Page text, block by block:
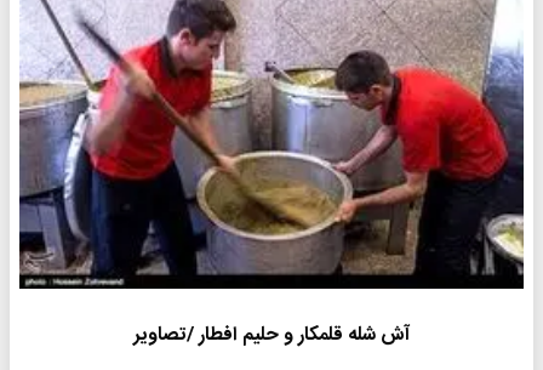
آش شله قلمکار و حلیم افطار /تصاویر